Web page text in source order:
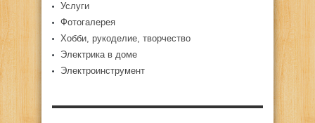
Услуги
Фотогалерея
Хобби, рукоделие, творчество
Электрика в доме
Электроинструмент